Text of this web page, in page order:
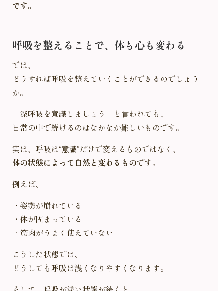
です。
呼吸を整えることで、体も心も変わる
では、
どうすれば呼吸を整えていくことができるのでしょう
か。
「深呼吸を意識しましょう」と言われても、
日常の中で続けるのはなかなか難しいものです。
実は、呼吸は“意識”だけで変えるものではなく、
体の状態によって自然と変わるものです。
例えば、
・姿勢が崩れている
・体が固まっている
・筋肉がうまく使えていない
こうした状態では、
どうしても呼吸は浅くなりやすくなります。